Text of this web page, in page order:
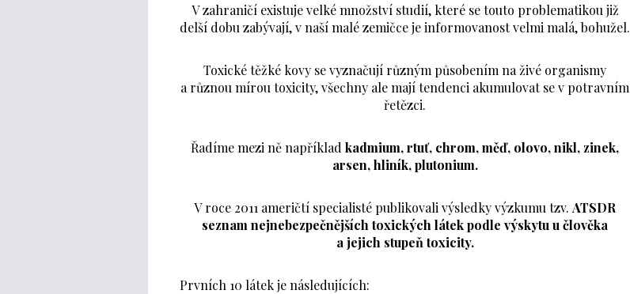
V zahraničí existuje velké množství studií, které se touto problematikou již
delší dobu zabývají, v naší malé zemičce je informovanost velmi malá, bohužel.
Toxické těžké kovy se vyznačují různým působením na živé organismy
a různou mírou toxicity, všechny ale mají tendenci akumulovat se v potravním
řetězci.
Řadíme mezi ně napříkladkadmium, rtuť, chrom, měď, olovo, nikl, zinek,
arsen, hliník, plutonium.
V roce 2011 američtí specialisté publikovali výsledky výzkumu tzv.ATSDR
seznam nejnebezpečnějších toxických látek podle výskytu u člověka
a jejich stupeň toxicity.
Prvních 10 látek je následujících: